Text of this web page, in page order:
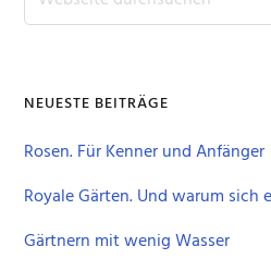
durchsuchen
NEUESTE BEITRÄGE
Rosen. Für Kenner und Anfänger
Royale Gärten. Und warum sich
Gärtnern mit wenig Wasser